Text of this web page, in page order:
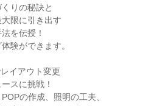
りの秘訣と
限に引き出す
を伝授！
験ができます。
イアウト変更
スに挑戦！
の作成、照明の工夫、